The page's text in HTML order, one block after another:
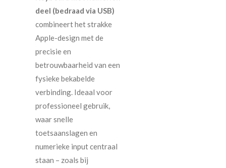
deel (bedraad via USB)
combineert het strakke
Apple-design met de
precisie en
betrouwbaarheid van een
fysieke bekabelde
verbinding. Ideaal voor
professioneel gebruik,
waar snelle
toetsaanslagen en
numerieke input centraal
staan – zoals bij